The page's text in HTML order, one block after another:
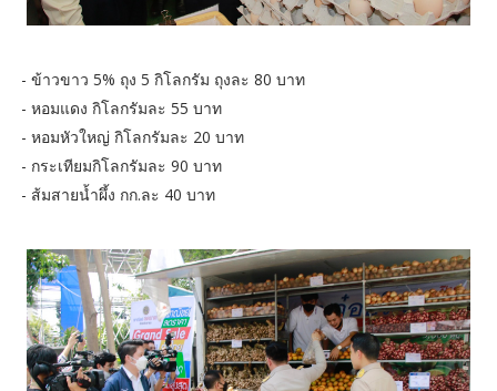
- ข้าวขาว 5% ถุง 5 กิโลกรัม ถุงละ 80 บาท
- หอมแดง กิโลกรัมละ 55 บาท
- หอมหัวใหญ่ กิโลกรัมละ 20 บาท
- กระเทียมกิโลกรัมละ 90 บาท
- ส้มสายน้ำผึ้ง กก.ละ 40 บาท